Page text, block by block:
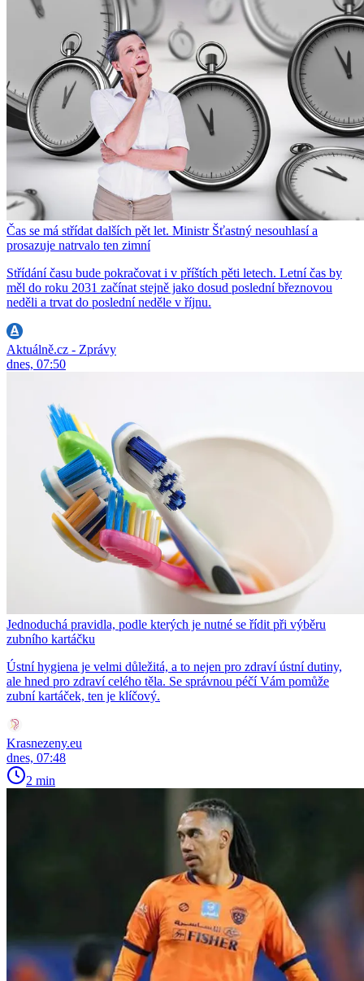
Čas se má střídat dalších pět let. Ministr Šťastný nesouhlasí a
prosazuje natrvalo ten zimní
Střídání času bude pokračovat i v příštích pěti letech. Letní čas by
měl do roku 2031 začínat stejně jako dosud poslední březnovou
neděli a trvat do poslední neděle v říjnu.
Aktuálně.cz - Zprávy
dnes, 07:50
Jednoduchá pravidla, podle kterých je nutné se řídit při výběru
zubního kartáčku
Ústní hygiena je velmi důležitá, a to nejen pro zdraví ústní dutiny,
ale hned pro zdraví celého těla. Se správnou péčí Vám pomůže
zubní kartáček, ten je klíčový.
Krasnezeny.eu
dnes, 07:48
2 min